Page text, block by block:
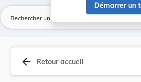
Démarrer un
arrow_back Retour accueil